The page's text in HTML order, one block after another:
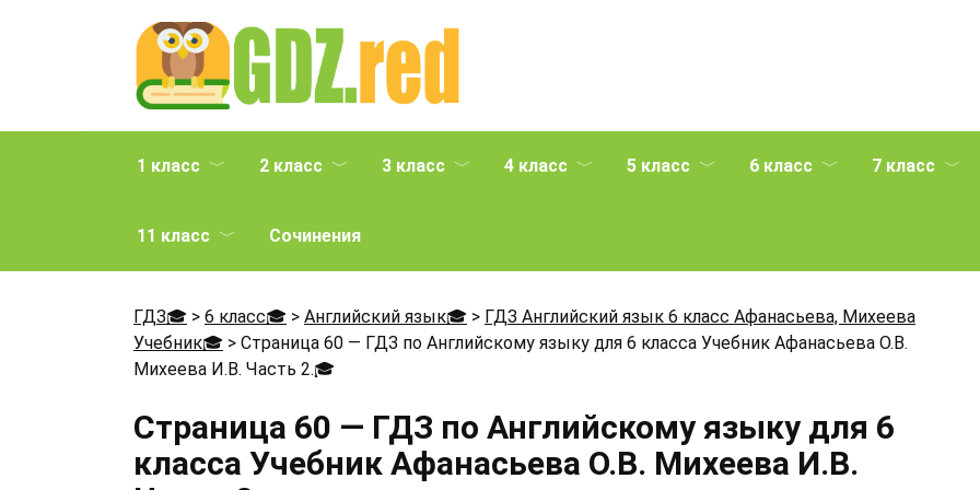
1 класс 2 класс 3 класс 4 класс 5 класс 6 класс 7 класс
11 класс Сочинения
ГДЗ🎓 > 6 класс🎓 > Английский язык🎓 > ГДЗ Английский язык 6 класс Афанасьева, Михеева
Учебник🎓 > Страница 60 — ГДЗ по Английскому языку для 6 класса Учебник Афанасьева О.В.
Михеева И.В. Часть 2.🎓
Страница 60 — ГДЗ по Английскому языку для 6
класса Учебник Афанасьева О.В. Михеева И.В.